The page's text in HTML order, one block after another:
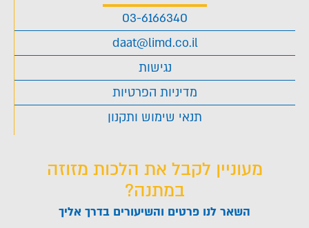
03-6166340
daat@limd.co.il
נגישות
מדיניות הפרטיות
תנאי שימוש ותקנון
מעוניין לקבל את הלכות מזוזה
במתנה?
השאר לנו פרטים והשיעורים בדרך אליך